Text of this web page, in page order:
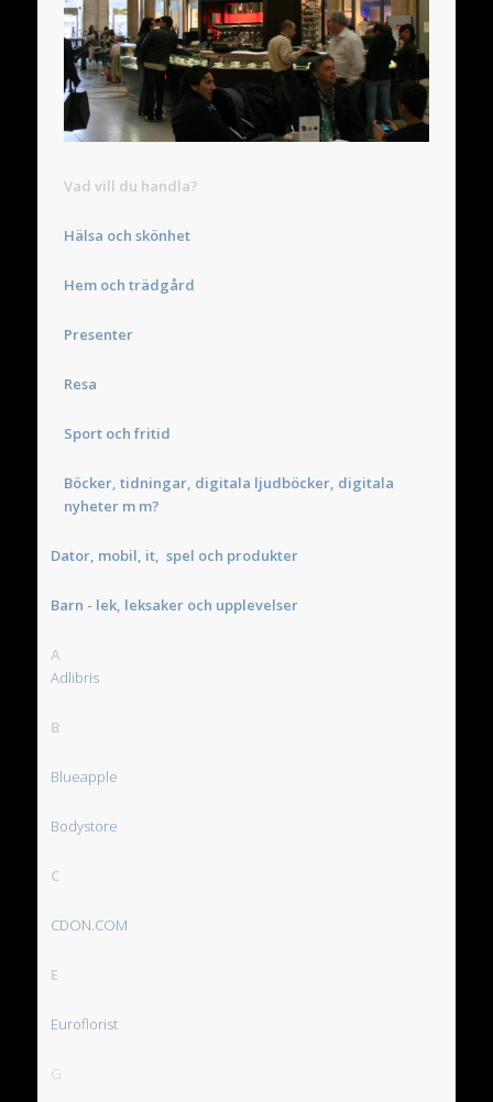
Vad vill du handla?
Hälsa och skönhet
Hem och trädgård
Presenter
Resa
Sport och fritid
Böcker, tidningar, digitala ljudböcker, digitala
nyheter m m?
Dator, mobil, it, spel och produkter
Barn - lek, leksaker och upplevelser
A
Adlibris
B
Blueapple
Bodystore
C
CDON.COM
E
Euroflorist
G